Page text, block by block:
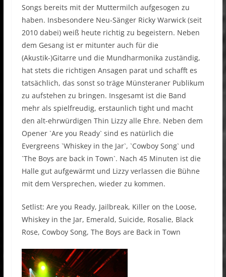
Songs bereits mit der Muttermilch aufgesogen zu
haben. Insbesondere Neu-Sänger Ricky Warwick (seit
2010 dabei) weiß heute richtig zu begeistern. Neben
dem Gesang ist er mitunter auch für die
(Akustik-)Gitarre und die Mundharmonika zuständig,
hat stets die richtigen Ansagen parat und schafft es
tatsächlich, das sonst so träge Münsteraner Publikum
zu aufstehen zu bringen. Insgesamt ist die Band
mehr als spielfreudig, erstaunlich tight und macht
den alt-ehrwürdigen Thin Lizzy alle Ehre. Neben dem
Opener `Are you Ready` sind es natürlich die
Evergreens `Whiskey in the Jar`, `Cowboy Song` und
`The Boys are back in Town`. Nach 45 Minuten ist die
Halle gut aufgewärmt und Lizzy verlassen die Bühne
mit dem Versprechen, wieder zu kommen.
Setlist: Are you Ready, Jailbreak, Killer on the Loose,
Whiskey in the Jar, Emerald, Suicide, Rosalie, Black
Rose, Cowboy Song, The Boys are Back in Town